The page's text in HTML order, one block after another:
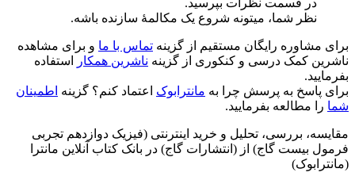
در قسمت نظرات بپرسید.
نظر شما، میتونه شروع یک مکالمۀ سازنده باشه.
برای مشاوره رایگان مستقیم از گزینه تماس با ما و برای مشاهده
ناشرین کمک درسی و کنکوری از گزینه ناشرین همکار
استفاده
بفرمایید.
برای پاسخ به پرسش چرا به مانترابوک اعتماد کنم؟ گزینه اطمینان
شما را مطالعه بفرمایید.
مقایسه، بررسی، تحلیل و خرید اینترنتی (فیزیک دوازدهم تجربی
فرمول بیست گاج) از (انتشارات گاج) در بانک کتاب آنلاین مانترا
(مانترابوک)